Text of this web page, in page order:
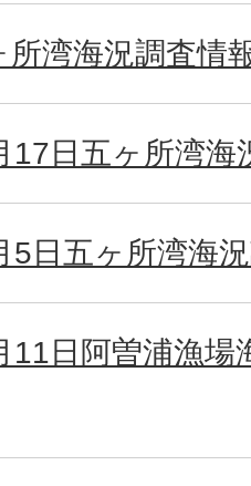
所湾海況調査情
17日五ヶ所湾海
5日五ヶ所湾海
11日阿曽浦漁場